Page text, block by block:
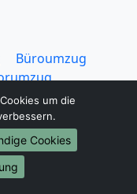
Büroumzug
Beiladung
Klaviertransport
um die
Cookies